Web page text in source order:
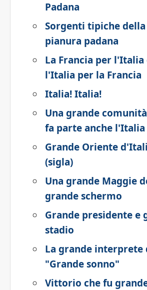
Padana
Sorgenti tipiche della
pianura padana
La Francia per l'Italia
l'Italia per la Francia
Italia! Italia!
Una grande
fa parte anche l'Italia
Grande Oriente
(sigla)
Una grande Maggie
grande schermo
Grande presidente e
stadio
La grande interprete
"Grande sonno"
Vittorio che fu